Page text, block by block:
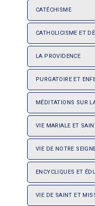
CATÉCHISME
CATHOLICISME ET
LA PROVIDENCE
PURGATOIRE ET
MÉDITATIONS SUR
VIE MARIALE ET
VIE DE NOTRE
ENCYCLIQUES ET
VIE DE SAINT ET